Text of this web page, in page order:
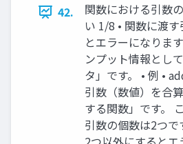
42.
関数における引数
い 1/8 • 関数に渡
とエラーになりま
ンプット情報とし
タ」です。 • 例 •
引数（数値）を合
する関数」です。
引数の個数は2つで